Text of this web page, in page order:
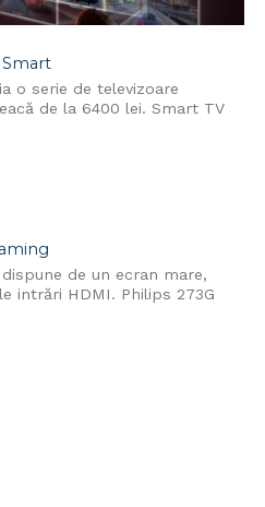
o serie de televizoare
de la 6400 lei. Smart TV
de un ecran mare,
intrări HDMI. Philips 273G